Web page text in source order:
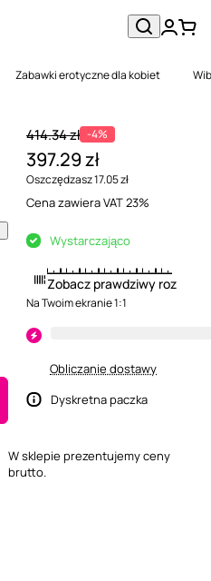
Zabawki erotyczne dla kobiet
414.34 zł -4%
397.29 zł
Oszczędzasz 17.05 zł
Cena zawiera VAT 23%
Wystarczająco
Zobacz prawdziwy rozmiar
Na Twoim ekranie 1:1
Obliczanie dostawy
Dyskretna paczka
W sklepie prezentujemy ceny
brutto.